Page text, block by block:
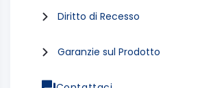
Diritto di Recesso
Garanzie sul Prodotto